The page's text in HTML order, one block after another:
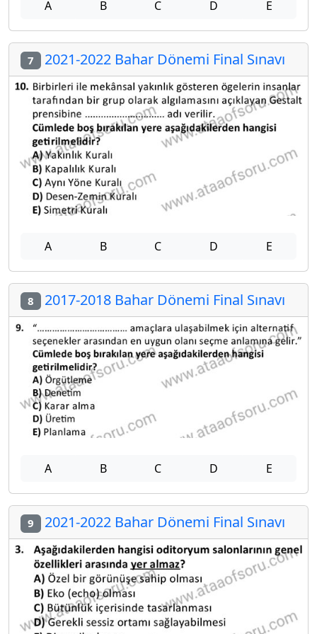
A B C D E
7 2021-2022 Bahar Dönemi Final Sınavı
A B C D E
8 2017-2018 Bahar Dönemi Final Sınavı
A B C D E
9 2021-2022 Bahar Dönemi Final Sınavı